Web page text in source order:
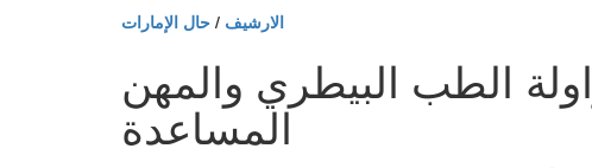
الارشيف / حال الإمارات
الطب البيطري والمهن
المساعدة